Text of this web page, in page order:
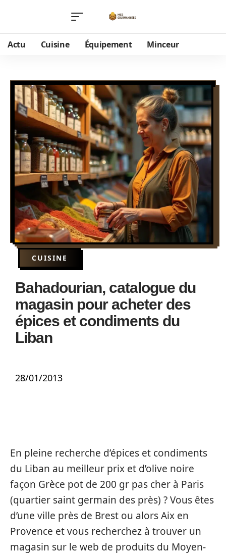
Actu Cuisine Équipement Minceur
CUISINE
Bahadourian, catalogue du
magasin pour acheter des
épices et condiments du
Liban
28/01/2013
En pleine recherche d’épices et condiments
du Liban au meilleur prix et d’olive noire
façon Grèce pot de 200 gr pas cher à Paris
(quartier saint germain des près) ? Vous êtes
d’une ville près de Brest ou alors Aix en
Provence et vous recherchez à trouver un
magasin sur le web de produits du Moyen-